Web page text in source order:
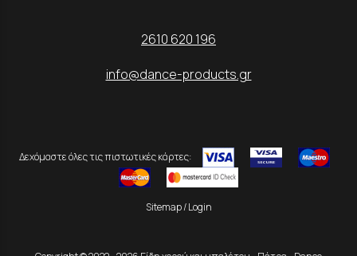
2610 620 196
info@dance-products.gr
Δεχόμαστε όλες τις πιστωτικές κάρτες:
Sitemap/Login